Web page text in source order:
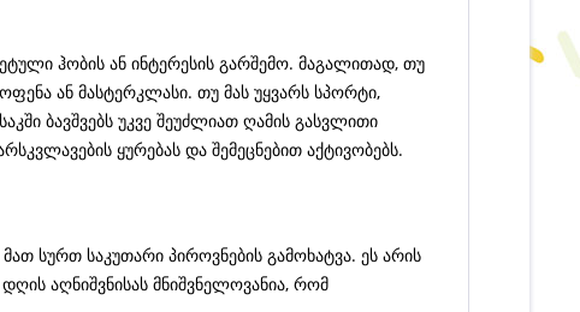
ჰობის ან ინტერესის გარშემო. მაგალითად, თუ
ან მასტერკლასი. თუ მას უყვარს სპორტი,
ბავშვებს უკვე შეუძლიათ ღამის გასვლითი
ყურებას და შემეცნებით აქტივობებს.
სურთ საკუთარი პიროვნების გამოხატვა. ეს არის
აღნიშვნისას მნიშვნელოვანია, რომ